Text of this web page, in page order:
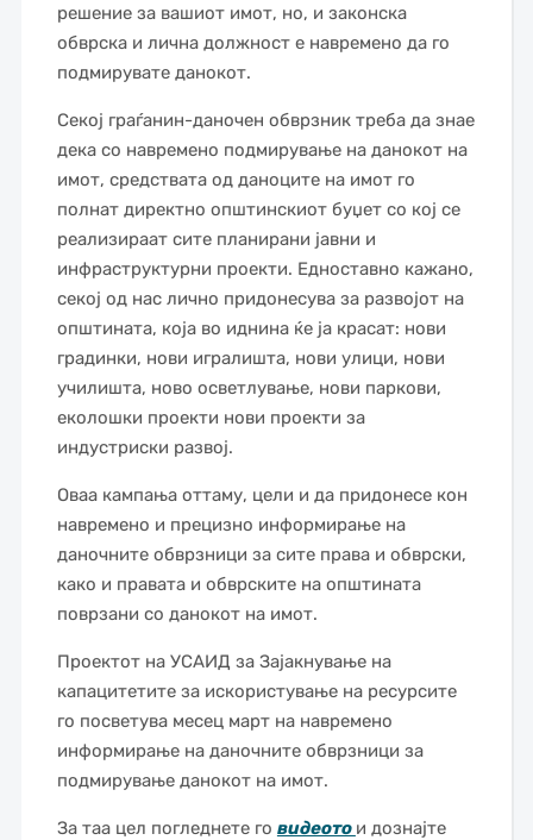
решение за вашиот имот, но, и законска
обврска и лична должност е навремено да го
подмирувате данокот.
Секој граѓанин-даночен обврзник треба да знае
дека со навремено подмирување на данокот на
имот, средствата од даноците на имот го
полнат директно општинскиот буџет со кој се
реализираат сите планирани јавни и
инфраструктурни проекти. Едноставно кажано,
секој од нас лично придонесува за развојот на
општината, која во иднина ќе ја красат: нови
градинки, нови игралишта, нови улици, нови
училишта, ново осветлување, нови паркови,
еколошки проекти нови проекти за
индустриски развој.
Оваа кампања оттаму, цели и да придонесе кон
навремено и прецизно информирање на
даночните обврзници за сите права и обврски,
како и правата и обврските на општината
поврзани со данокот на имот.
Проектот на УСАИД за Зајакнување на
капацитетите за искористување на ресурсите
го посветува месец март на навремено
информирање на даночните обврзници за
подмирување данокот на имот.
За таа цел погледнете го видеото и дознајте